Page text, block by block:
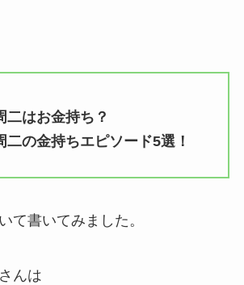
二はお金持ち？
二の金持ちエピソード5選！
て書いてみました。
んは